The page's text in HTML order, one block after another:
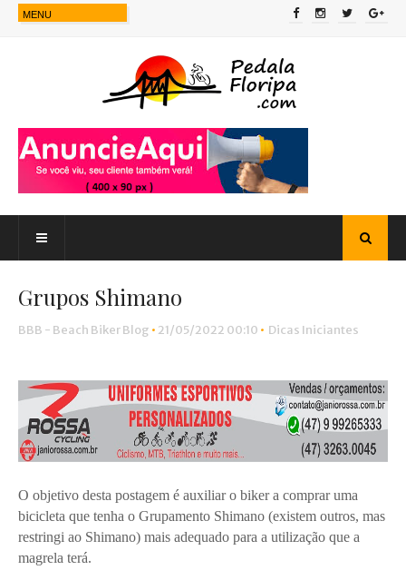
Grupos Shimano
BBB - Beach Biker Blog • 21/05/2022 00:10 • Dicas Iniciantes
O objetivo desta postagem é auxiliar o biker a comprar uma
bicicleta que tenha o Grupamento Shimano (existem outros, mas
restringi ao Shimano) mais adequado para a utilização que a
magrela terá.